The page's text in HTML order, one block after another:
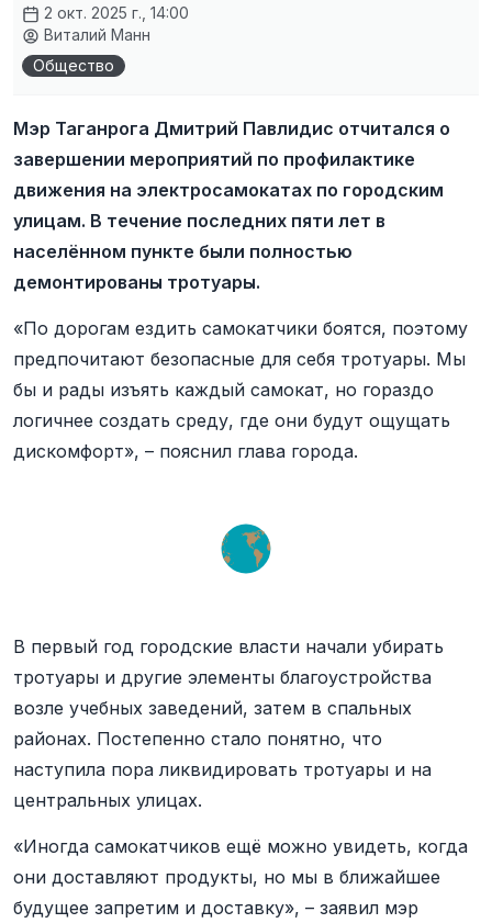
2 окт. 2025 г., 14:00
Виталий Манн
Общество
Мэр Таганрога Дмитрий Павлидис отчитался о
завершении мероприятий по профилактике
движения на электросамокатах по городским
улицам. В течение последних пяти лет в
населённом пункте были полностью
демонтированы тротуары.
«По дорогам ездить самокатчики боятся, поэтому
предпочитают безопасные для себя тротуары. Мы
бы и рады изъять каждый самокат, но гораздо
логичнее создать среду, где они будут ощущать
дискомфорт», – пояснил глава города.
В первый год городские власти начали убирать
тротуары и другие элементы благоустройства
возле учебных заведений, затем в спальных
районах. Постепенно стало понятно, что
наступила пора ликвидировать тротуары и на
центральных улицах.
«Иногда самокатчиков ещё можно увидеть, когда
они доставляют продукты, но мы в ближайшее
будущее запретим и доставку», – заявил мэр